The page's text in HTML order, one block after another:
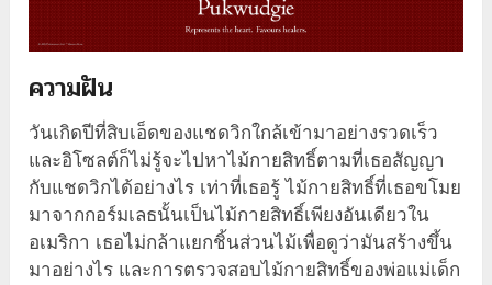
ความฝัน
วันเกิดปีที่สิบเอ็ดของแชดวิกใกล้เข้ามาอย่างรวดเร็ว
และอิโซลต์ก็ไม่รู้จะไปหาไม้กายสิทธิ์ตามที่เธอสัญญา
กับแชดวิกได้อย่างไร เท่าที่เธอรู้ ไม้กายสิทธิ์ที่เธอขโมย
มาจากกอร์มเลธนั้นเป็นไม้กายสิทธิ์เพียงอันเดียวใน
อเมริกา เธอไม่กล้าแยกชิ้นส่วนไม้เพื่อดูว่ามันสร้างขึ้น
มาอย่างไร และการตรวจสอบไม้กายสิทธิ์ของพ่อแม่เด็ก